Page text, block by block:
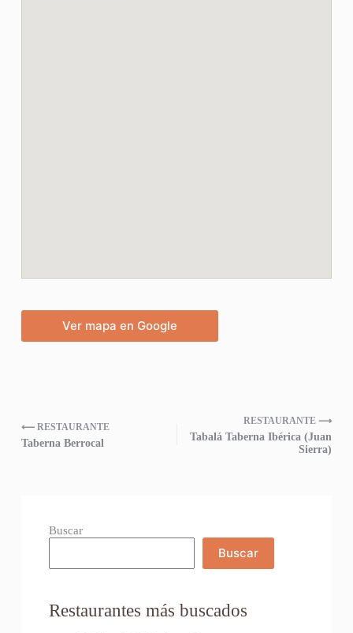
Ver mapa en Google
⟵ RESTAURANTE
Taberna Berrocal
RESTAURANTE ⟶
Tabalá Taberna Ibérica (Juan
Sierra)
Buscar
Buscar
Restaurantes más buscados